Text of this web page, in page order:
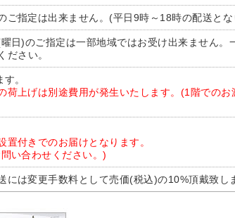
ご指定は出来ません。(平日9時～18時の配送と
日)のご指定は一部地域ではお受け出来ません。
ださい。
。
荷上げは別途費用が発生いたします。(1階でのお
置付きでのお届けとなります。
い合わせください。)
には変更手数料として売価(税込)の10%頂戴致し